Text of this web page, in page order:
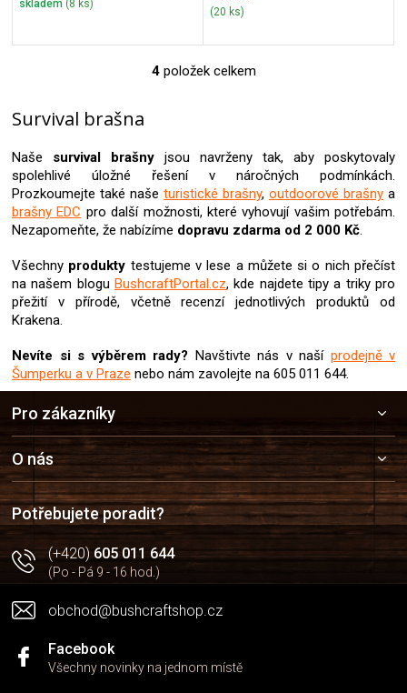
skladem (8 ks)
(20 ks)
O
a
c
í
p
r
k
y
v
i
s
u
4položek celkem
Survival brašna
Naše survival brašny jsou navrženy tak, aby poskytovaly
spolehlivé úložné řešení v náročných podmínkách.
Prozkoumejte také naše turistické brašny, outdoorové brašny a
brašny EDC pro další možnosti, které vyhovují vašim potřebám.
Nezapomeňte, že nabízíme dopravu zdarma od 2 000 Kč.
Všechny produkty testujeme v lese a můžete si o nich přečíst
na našem blogu BushcraftPortal.cz, kde najdete tipy a triky pro
přežití v přírodě, včetně recenzí jednotlivých produktů od
Krakena.
Nevíte si s výběrem rady? Navštivte nás v naší prodejně v
Šumperku a v Praze nebo nám zavolejte na 605 011 644.
a
t
í
Pro zákazníky
O nás
Potřebujete poradit?
(+420)605 011 644
(Po - Pá 9 - 16 hod.)
obchod@bushcraftshop.cz
Facebook
Všechny novinky na jednom místě